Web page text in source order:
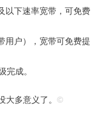
以下速率宽带，可免费
用户），宽带可免费提
完成。
大多意义了。©